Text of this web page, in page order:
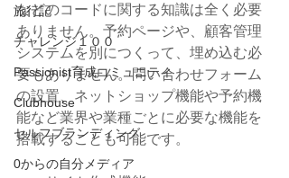
旅行記
チャレンジ１００
Passionist育成コミュニティ
Clubhouse
セルフブランディング
0からの自分メディア
などのコードに関する知識は全く必要
ありません。予約ページや、顧客管理
システムを別につくって、埋め込む必
要もありません。問い合わせフォーム
の設置、ネットショップ機能や予約機
能など業界や業種ごとに必要な機能を
搭載することも可能です。